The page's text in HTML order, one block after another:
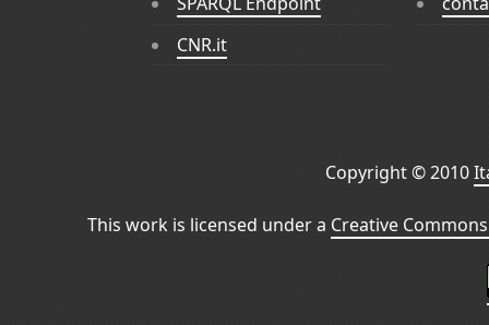
CNR.it
Copyright © 2010
This work is licensed under a Creative